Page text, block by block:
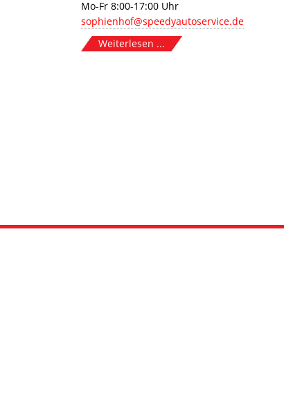
Mo-Fr 8:00-17:00 Uhr
sophienhof@speedyautoservice.de
Weiterlesen ...